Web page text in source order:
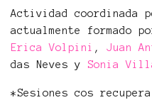
Actividad coordinada
actualmente formado
Erica Volpini , Juan
das Neves y Sonia
*Sesiones cos